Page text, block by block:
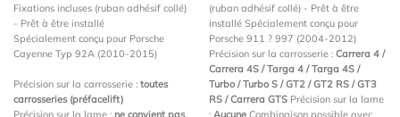
Fixations incluses (ruban adhésif collé)
- Prêt à être installé
Spécialement conçu pour Porsche
Cayenne Typ 92A (2010-2015)
Précision sur la carrosserie : toutes
carrosseries (préfacelift)
Précision sur la lame : ne convient pas
(ruban adhésif collé) - Prêt à être
installé Spécialement conçu pour
Porsche 911 ? 997 (2004-2012)
Précision sur la carrosserie : Carrera 4 /
Carrera 4S / Targa 4 / Targa 4S /
Turbo / Turbo S / GT2 / GT2 RS / GT3
RS / Carrera GTSPrécision sur la lame
: AucuneCombinaison possible avec